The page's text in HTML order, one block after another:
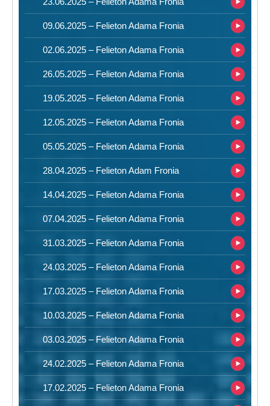
09.06.2025 – Felieton Adama Fronia
02.06.2025 – Felieton Adama Fronia
26.05.2025 – Felieton Adama Fronia
19.05.2025 – Felieton Adama Fronia
12.05.2025 – Felieton Adama Fronia
05.05.2025 – Felieton Adama Fronia
28.04.2025 – Felieton Adam Fronia
14.04.2025 – Felieton Adama Fronia
07.04.2025 – Felieton Adama Fronia
31.03.2025 – Felieton Adama Fronia
24.03.2025 – Felieton Adama Fronia
17.03.2025 – Felieton Adama Fronia
10.03.2025 – Felieton Adama Fronia
03.03.2025 – Felieton Adama Fronia
24.02.2025 – Felieton Adama Fronia
17.02.2025 – Felieton Adama Fronia